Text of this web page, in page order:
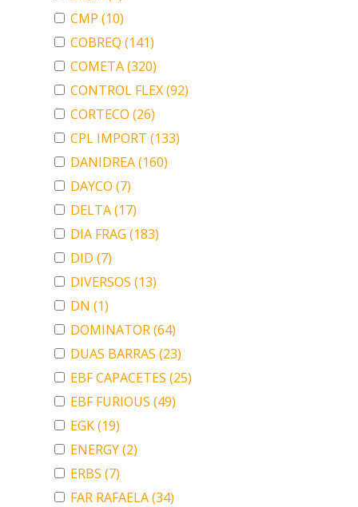
CMP (10)
COBREQ (141)
COMETA(320)
CONTROL FLEX(92)
CORTECO (26)
CPL IMPORT (133)
DANIDREA(160)
DAYCO (7)
DELTA(17)
DIA FRAG (183)
DID (7)
DIVERSOS (13)
DN (1)
DOMINATOR(64)
DUAS BARRAS (23)
EBF CAPACETES (25)
EBF FURIOUS (49)
EGK(19)
ENERGY(2)
ERBS (7)
FAR RAFAELA(34)